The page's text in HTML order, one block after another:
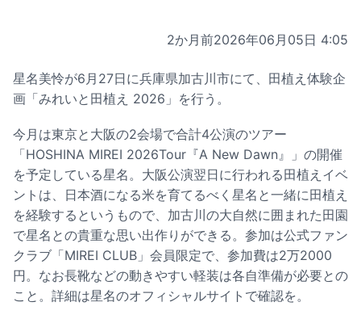
2か月前2026年06月05日 4:05
星名美怜が6月27日に兵庫県加古川市にて、田植え体験企
画「みれいと田植え 2026」を行う。
今月は東京と大阪の2会場で合計4公演のツアー
「HOSHINA MIREI 2026Tour『A New Dawn』」の開催
を予定している星名。大阪公演翌日に行われる田植えイベ
ントは、日本酒になる米を育てるべく星名と一緒に田植え
を経験するというもので、加古川の大自然に囲まれた田園
で星名との貴重な思い出作りができる。参加は公式ファン
クラブ「MIREI CLUB」会員限定で、参加費は2万2000
円。なお長靴などの動きやすい軽装は各自準備が必要との
こと。詳細は星名のオフィシャルサイトで確認を。